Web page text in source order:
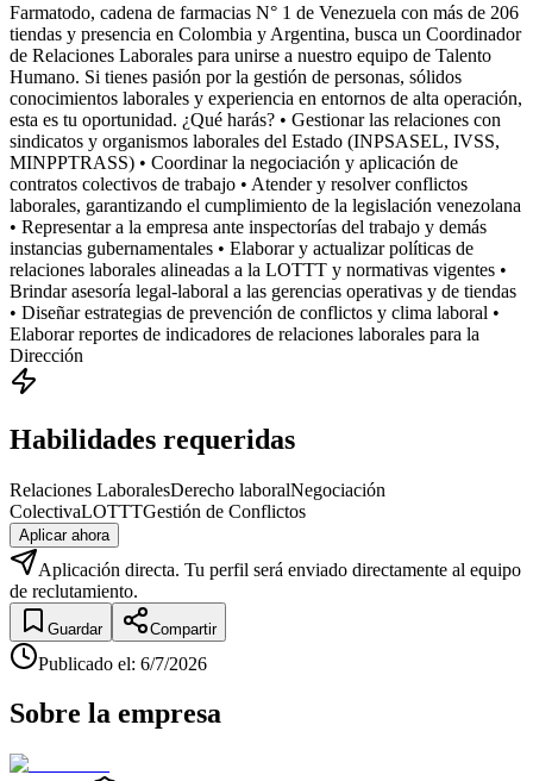
Farmatodo, cadena de farmacias N° 1 de Venezuela con más de 206
tiendas y presencia en Colombia y Argentina, busca un Coordinador
de Relaciones Laborales para unirse a nuestro equipo de Talento
Humano. Si tienes pasión por la gestión de personas, sólidos
conocimientos laborales y experiencia en entornos de alta operación,
esta es tu oportunidad. ¿Qué harás? • Gestionar las relaciones con
sindicatos y organismos laborales del Estado (INPSASEL, IVSS,
MINPPTRASS) • Coordinar la negociación y aplicación de
contratos colectivos de trabajo • Atender y resolver conflictos
laborales, garantizando el cumplimiento de la legislación venezolana
• Representar a la empresa ante inspectorías del trabajo y demás
instancias gubernamentales • Elaborar y actualizar políticas de
relaciones laborales alineadas a la LOTTT y normativas vigentes •
Brindar asesoría legal-laboral a las gerencias operativas y de tiendas
• Diseñar estrategias de prevención de conflictos y clima laboral •
Elaborar reportes de indicadores de relaciones laborales para la
Dirección
Habilidades requeridas
Relaciones LaboralesDerecho laboralNegociación
ColectivaLOTTTGestión de Conflictos
Aplicar ahora
Aplicación directa. Tu perfil será enviado directamente al equipo
de reclutamiento.
Guardar Compartir
Publicado el: 6/7/2026
Sobre la empresa